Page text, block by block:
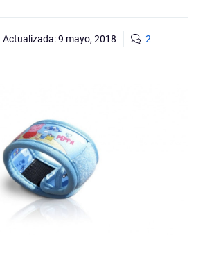
Actualizada:9 mayo, 2018 2